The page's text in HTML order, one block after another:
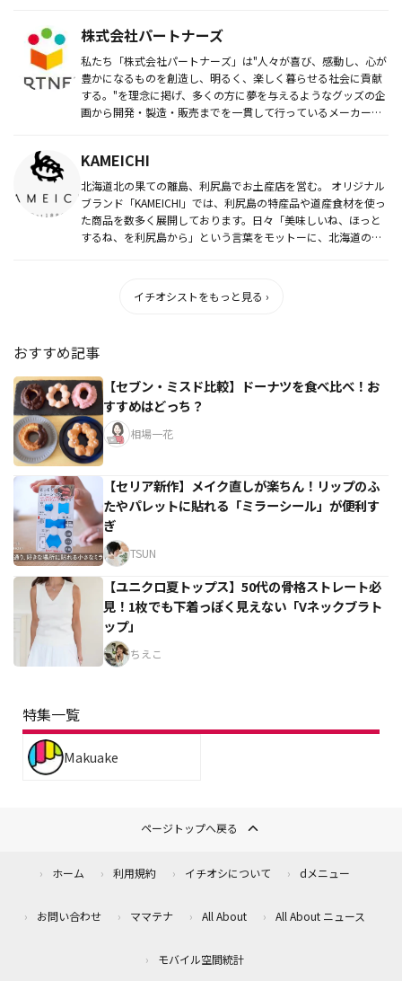
株式会社パートナーズ
私たち「株式会社パートナーズ」は"人々が喜び、感動し、心が
豊かになるものを創造し、明るく、楽しく暮らせる社会に貢献
する。"を理念に掲げ、多くの方に夢を与えるようなグッズの企
画から開発・製造・販売までを一貫して行っているメーカーで
KAMEICHI
北海道北の果ての離島、利尻島でお土産店を営む。 オリジナル
ブランド「KAMEICHI」では、利尻島の特産品や道産食材を使っ
た商品を数多く展開しております。日々「美味しいね、ほっと
するね、を利尻島から」という言葉をモットーに、北海道の魅
イチオシストをもっと見る ›
おすすめ記事
【セブン・ミスド比較】ドーナツを食べ比べ！お
すすめはどっち？
相場一花
【セリア新作】メイク直しが楽ちん！リップのふ
たやパレットに貼れる「ミラーシール」が便利す
ぎ
TSUN
【ユニクロ夏トップス】50代の骨格ストレート必
見！1枚でも下着っぽく見えない「Vネックブラト
ップ」
ちえこ
特集一覧
Makuake
ページトップへ戻る
ホーム 利用規約 イチオシについて dメニュー
お問い合わせ ママテナ All About All About ニュース
モバイル空間統計